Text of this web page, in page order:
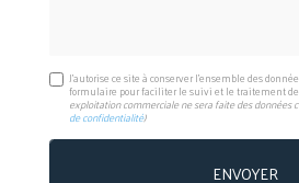
J'autorise ce site à conserver l'ensemble des
formulaire pour faciliter le suivi et le traitement
exploitation commerciale ne sera faite des données
de confidentialité)